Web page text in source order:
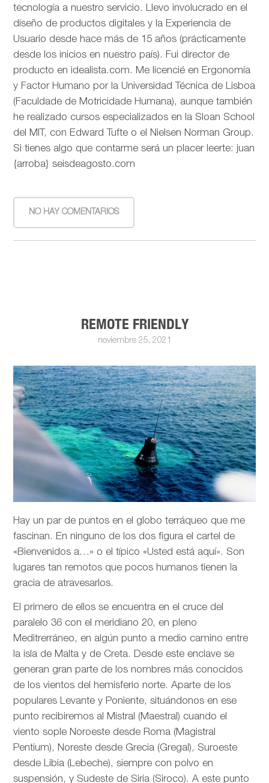
tecnología a nuestro servicio. Llevo involucrado en el
diseño de productos digitales y la Experiencia de
Usuario desde hace más de 15 años (prácticamente
desde los inicios en nuestro país). Fui director de
producto en idealista.com. Me licencié en Ergonomía
y Factor Humano por la Universidad Técnica de Lisboa
(Faculdade de Motricidade Humana), aunque también
he realizado cursos especializados en la Sloan School
del MIT, con Edward Tufte o el Nielsen Norman Group.
Si tienes algo que contarme será un placer leerte: juan
{arroba} seisdeagosto.com
NO HAY COMENTARIOS
REMOTE FRIENDLY
noviembre 25, 2021
Hay un par de puntos en el globo terráqueo que me
fascinan. En ninguno de los dos figura el cartel de
«Bienvenidos a…» o el típico «Usted está aquí». Son
lugares tan remotos que pocos humanos tienen la
gracia de atravesarlos.
El primero de ellos se encuentra en el cruce del
paralelo 36 con el meridiano 20, en pleno
Meditrerráneo, en algún punto a medio camino entre
la isla de Malta y de Creta. Desde este enclave se
generan gran parte de los nombres más conocidos
de los vientos del hemisferio norte. Aparte de los
populares Levante y Poniente, situándonos en ese
punto recibiremos al Mistral (Maestral) cuando el
viento sople Noroeste desde Roma (Magistral
Pentium), Noreste desde Grecia (Gregal), Suroeste
desde Libia (Lebeche), siempre con polvo en
suspensión, y Sudeste de Siria (Siroco). A este punto